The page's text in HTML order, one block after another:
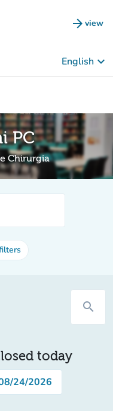
arrow_forward view
(new
English keyboard_arrow_down
PC
Chirurgia
search
today
24/2026